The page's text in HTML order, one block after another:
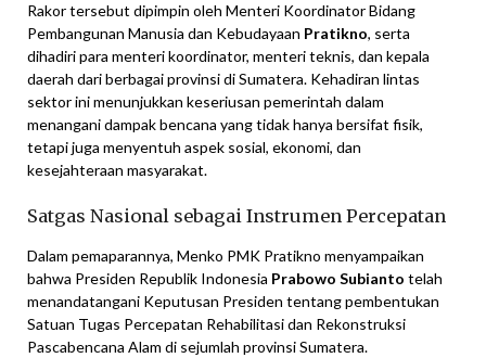
Rakor tersebut dipimpin oleh Menteri Koordinator Bidang
Pembangunan Manusia dan Kebudayaan Pratikno, serta
dihadiri para menteri koordinator, menteri teknis, dan kepala
daerah dari berbagai provinsi di Sumatera. Kehadiran lintas
sektor ini menunjukkan keseriusan pemerintah dalam
menangani dampak bencana yang tidak hanya bersifat fisik,
tetapi juga menyentuh aspek sosial, ekonomi, dan
kesejahteraan masyarakat.
Satgas Nasional sebagai Instrumen Percepatan
Dalam pemaparannya, Menko PMK Pratikno menyampaikan
bahwa Presiden Republik Indonesia Prabowo Subianto telah
menandatangani Keputusan Presiden tentang pembentukan
Satuan Tugas Percepatan Rehabilitasi dan Rekonstruksi
Pascabencana Alam di sejumlah provinsi Sumatera.